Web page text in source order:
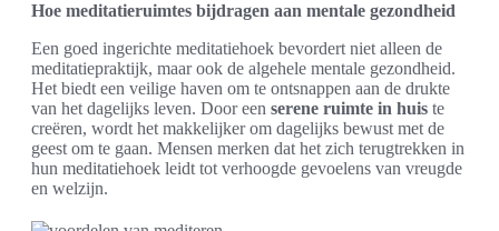
Hoe meditatieruimtes bijdragen aan mentale gezondheid
Een goed ingerichte meditatiehoek bevordert niet alleen de
meditatiepraktijk, maar ook de algehele mentale gezondheid.
Het biedt een veilige haven om te ontsnappen aan de drukte
van het dagelijks leven. Door een serene ruimte in huis te
creëren, wordt het makkelijker om dagelijks bewust met de
geest om te gaan. Mensen merken dat het zich terugtrekken in
hun meditatiehoek leidt tot verhoogde gevoelens van vreugde
en welzijn.